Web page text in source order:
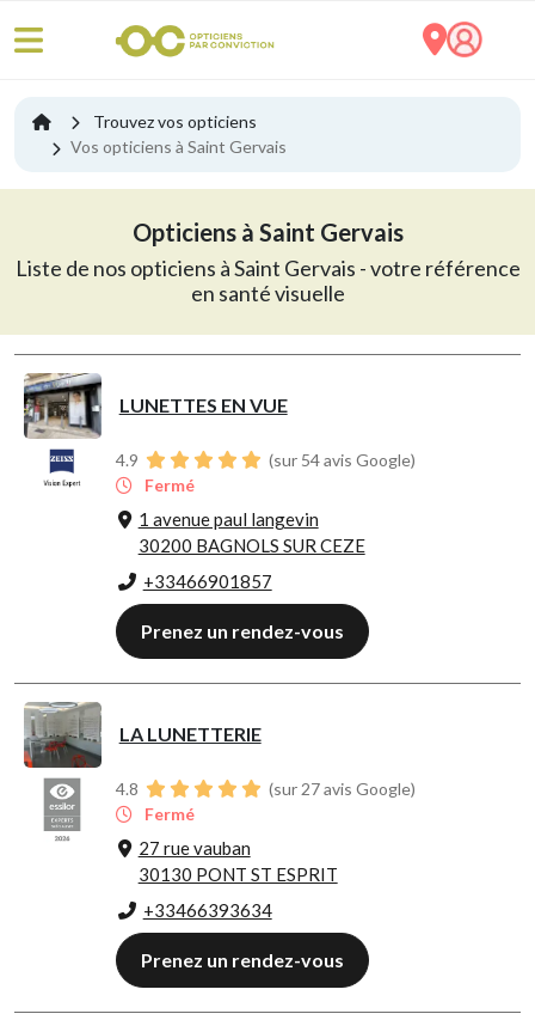
Trouvez vos opticiens
Vos opticiens à Saint Gervais
Opticiens à Saint Gervais
Liste de nos opticiens à Saint Gervais - votre référence
en santé visuelle
LUNETTES EN VUE
4.9
(sur 54 avis Google)
Fermé
1 avenue paul langevin
30200 BAGNOLS SUR CEZE
+33466901857
Prenez un rendez-vous
LA LUNETTERIE
4.8
(sur 27 avis Google)
Fermé
27 rue vauban
30130 PONT ST ESPRIT
+33466393634
Prenez un rendez-vous